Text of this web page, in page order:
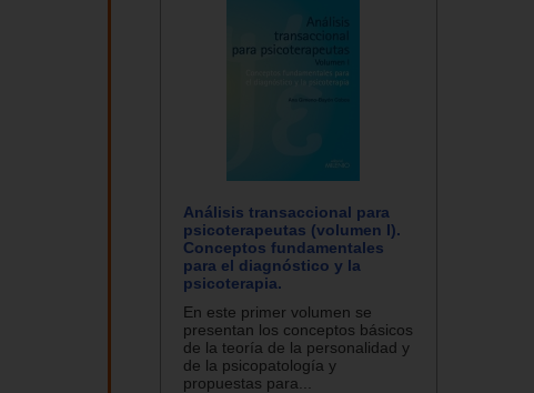
Análisis transaccional para
psicoterapeutas (volumen I).
Conceptos fundamentales
para el diagnóstico y la
psicoterapia.
En este primer volumen se
presentan los conceptos básicos
de la teoría de la personalidad y
de la psicopatología y
propuestas para...